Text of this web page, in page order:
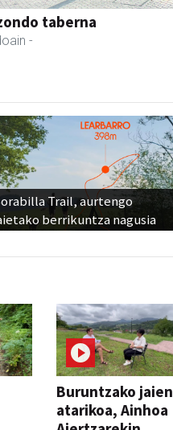
taberna
-
Trail, aurtengo
berrikuntza nagusia
Buruntzako jaien
atarikoa, Ainhoa